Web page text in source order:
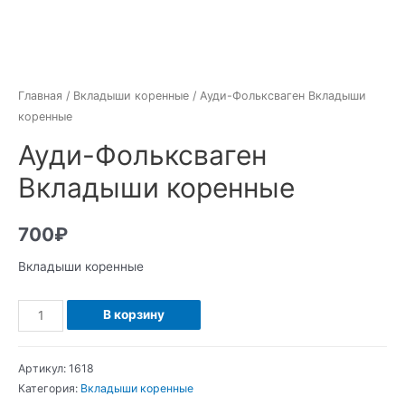
Главная / Вкладыши коренные / Ауди-Фольксваген Вкладыши
коренные
Ауди-Фольксваген
Вкладыши коренные
700₽
Вкладыши коренные
Количество
Ауди-
Вкладыши
В корзину
Артикул: 1618
Категория: Вкладыши коренные